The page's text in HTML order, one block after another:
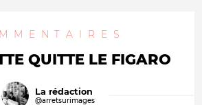
QUITTE LE FIGARO
La rédaction
@arretsurimages